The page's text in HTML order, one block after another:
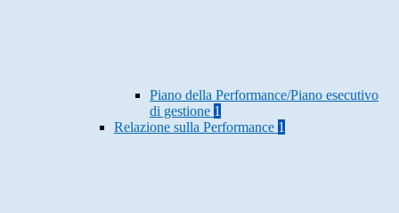
Piano della Performance/Piano esecutivo
di gestione 1
Relazione sulla Performance 1